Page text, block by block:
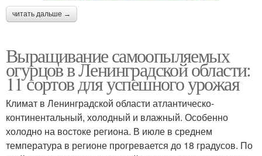
читать дальше →
Выращивание самоопыляемых
огурцов в Ленинградской области:
11 сортов для успешного урожая
Климат в Ленинградской области атлантическо-
континентальный, холодный и влажный. Особенно
холодно на востоке региона. В июле в среднем
температура в регионе прогревается до 18 градусов. По